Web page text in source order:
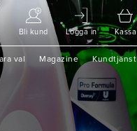
Bli kund Logga in Kassa
val Magazine Kundtjänst